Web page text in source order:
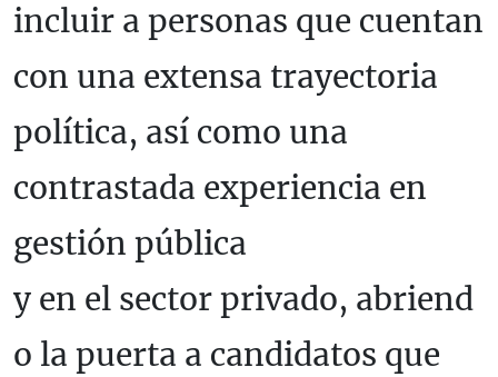
incluir a personas que cuentan
con una extensa trayectoria
política, así como una
contrastada experiencia en
gestión pública
y en el sector privado, abriend
o la puerta a candidatos que